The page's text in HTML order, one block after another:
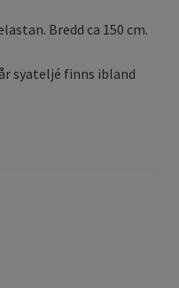
Bredd ca 150 cm.
syateljé finns ibland